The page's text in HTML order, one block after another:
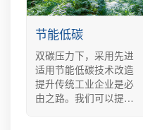
节能低碳
双碳压力下，采用先进
适用节能低碳技术改造
提升传统工业企业是必
由之路。我们可以提供